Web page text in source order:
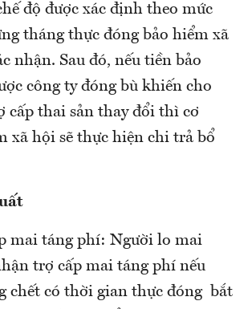
độ được xác định theo mức
tháng thực đóng bảo hiểm xã
nhận. Sau đó, nếu tiền bảo
công ty đóng bù khiến cho
cấp thai sản thay đổi thì cơ
xã hội sẽ thực hiện chi trả bổ
mai táng phí: Người lo mai
trợ cấp mai táng phí nếu
chết có thời gian thực đóng bắt